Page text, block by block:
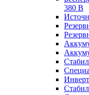
380 В